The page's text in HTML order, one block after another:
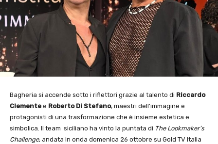
Bagheria si accende sotto i riflettori grazie al talento di Riccardo
Clemente e Roberto Di Stefano, maestri dell’immagine e
protagonisti di una trasformazione che è insieme estetica e
simbolica. Il team siciliano ha vinto la puntata di The Lookmaker’s
Challenge, andata in onda domenica 26 ottobre su Gold TV Italia